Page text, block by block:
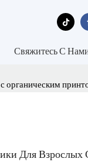
Свяжитесь С
органическим
Для